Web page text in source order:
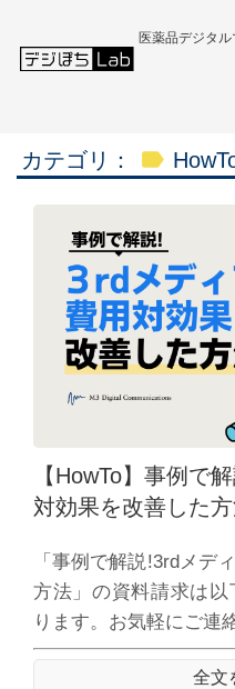
医薬品デジタ
カテゴリ： label
【HowTo】事例で
対効果を改善した
「事例で解説!3rdメデ
方法」の資料請求は
ります。お気軽にご連
全文